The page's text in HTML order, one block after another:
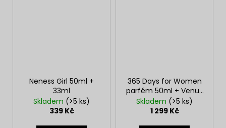
Neness Girl 50ml +
33ml
Skladem (>5 ks)
339 Kč
365 Days for Women
parfém 50ml + Venus
10ml roll-on
Skladem (>5 ks)
1 299 Kč